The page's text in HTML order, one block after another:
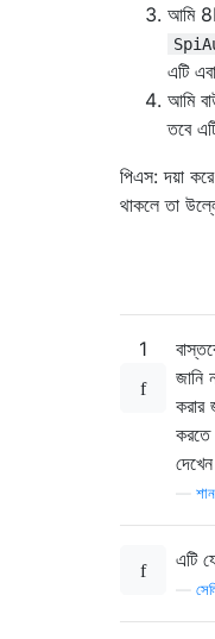
আমি
এটি
আমি
তবে
পিএস: দয়া
থাকলে তা
1
জানি
করার
করতে
এটি